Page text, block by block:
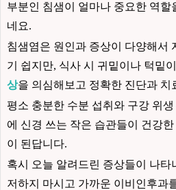
부분인 침샘이 얼마나 중요한 역할
네요.
침샘염은 원인과 증상이 다양해서
기 쉽지만, 식사 시 귀밑이나 턱밑
상을 의심해보고 정확한 진단과 치
평소 충분한 수분 섭취와 구강 위
에 신경 쓰는 작은 습관들이 건강
이 된답니다.
혹시 오늘 알려드린 증상들이 나타
저하지 마시고 가까운 이비인후과